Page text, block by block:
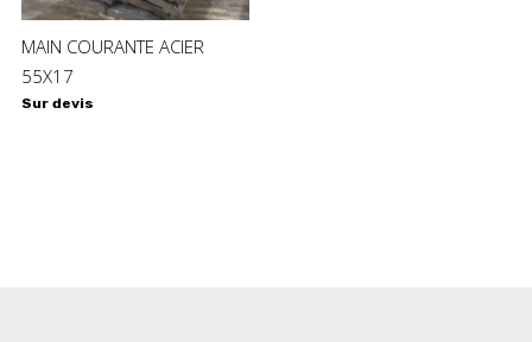
MAIN COURANTE ACIER
55X17
Sur devis